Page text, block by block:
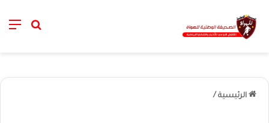
خانة
الرئيسية /